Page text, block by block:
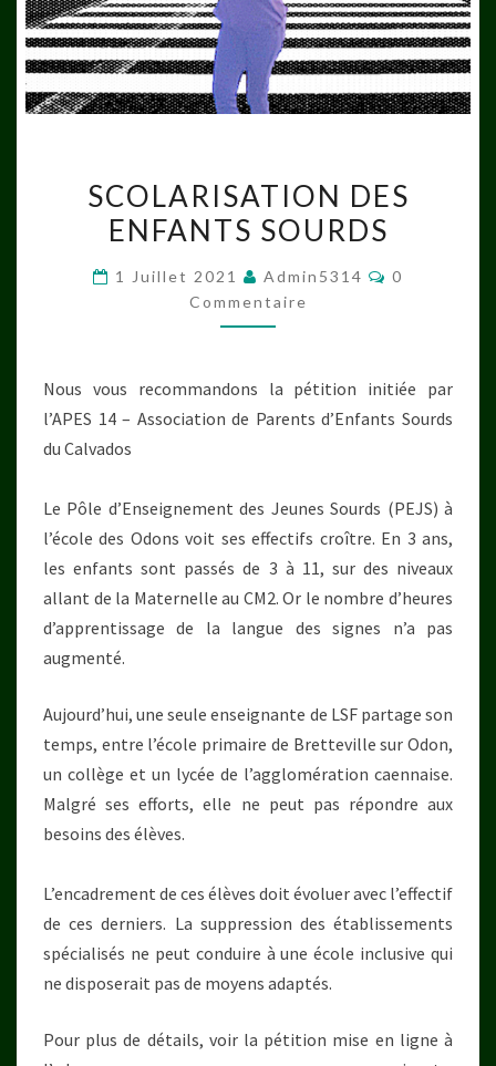
DES
ENFANTS
SCOLARISATION DES
ENFANTS SOURDS
1 Juillet 2021 Admin5314
0
Commentaire
Nous vous recommandons la pétition initiée par
l’APES 14 – Association de Parents d’Enfants Sourds
du Calvados
Le Pôle d’Enseignement des Jeunes Sourds (PEJS) à
l’école des Odons voit ses effectifs croître. En 3 ans,
les enfants sont passés de 3 à 11, sur des niveaux
allant de la Maternelle au CM2. Or le nombre d’heures
d’apprentissage de la langue des signes n’a pas
augmenté.
Aujourd’hui, une seule enseignante de LSF partage son
temps, entre l’école primaire de Bretteville sur Odon,
un collège et un lycée de l’agglomération caennaise.
Malgré ses efforts, elle ne peut pas répondre aux
besoins des élèves.
L’encadrement de ces élèves doit évoluer avec l’effectif
de ces derniers. La suppression des établissements
spécialisés ne peut conduire à une école inclusive qui
ne disposerait pas de moyens adaptés.
Pour plus de détails, voir la pétition mise en ligne à